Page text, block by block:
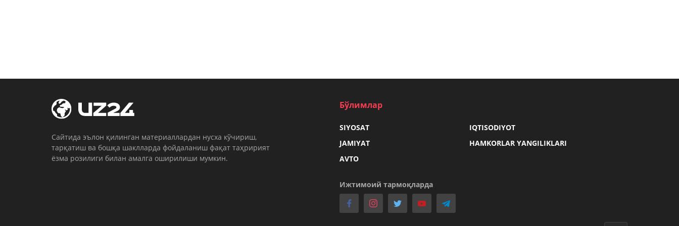
Cайтида эълон қилинган материаллардан нусха кўчириш,
тарқатиш ва бошқа шаклларда фойдаланиш фақат таҳририят
ёзма розилиги билан амалга оширилиши мумкин.
Бўлимлар
SIYOSAT
IQTISODIYOT
JAMIYAT
HAMKORLAR YANGILIKLARI
AVTO
Ижтимоий тармоқларда